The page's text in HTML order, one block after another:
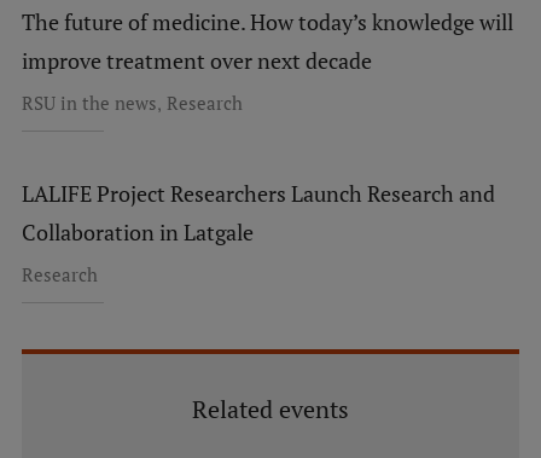
The future of medicine. How today’s knowledge will
improve treatment over next decade
RSU in the news, Research
LALIFE Project Researchers Launch Research and
Collaboration in Latgale
Research
Related events